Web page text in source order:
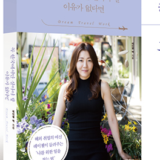
의 꿈을 이루다
2개월이란 기다림
한 것은 없다
회사로 취업해야 하나
첫 합격 그리고 내가 잘하는 것
가야 할 곳으로 가자
어요?